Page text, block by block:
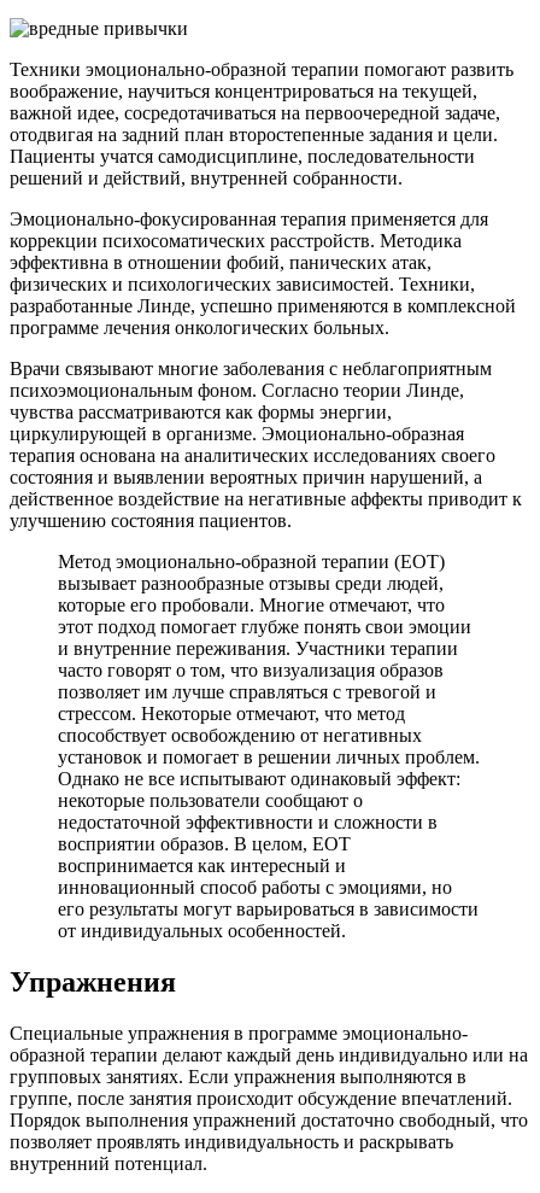
Техники эмоционально-образной терапии помогают развить
воображение, научиться концентрироваться на текущей,
важной идее, сосредотачиваться на первоочередной задаче,
отодвигая на задний план второстепенные задания и цели.
Пациенты учатся самодисциплине, последовательности
решений и действий, внутренней собранности.
Эмоционально-фокусированная терапия применяется для
коррекции психосоматических расстройств. Методика
эффективна в отношении фобий, панических атак,
физических и психологических зависимостей. Техники,
разработанные Линде, успешно применяются в комплексной
программе лечения онкологических больных.
Врачи связывают многие заболевания с неблагоприятным
психоэмоциональным фоном. Согласно теории Линде,
чувства рассматриваются как формы энергии,
циркулирующей в организме. Эмоционально-образная
терапия основана на аналитических исследованиях своего
состояния и выявлении вероятных причин нарушений, а
действенное воздействие на негативные аффекты приводит к
улучшению состояния пациентов.
Метод эмоционально-образной терапии (ЕОТ)
вызывает разнообразные отзывы среди людей,
которые его пробовали. Многие отмечают, что
этот подход помогает глубже понять свои эмоции
и внутренние переживания. Участники терапии
часто говорят о том, что визуализация образов
позволяет им лучше справляться с тревогой и
стрессом. Некоторые отмечают, что метод
способствует освобождению от негативных
установок и помогает в решении личных проблем.
Однако не все испытывают одинаковый эффект:
некоторые пользователи сообщают о
недостаточной эффективности и сложности в
восприятии образов. В целом, ЕОТ
воспринимается как интересный и
инновационный способ работы с эмоциями, но
его результаты могут варьироваться в зависимости
от индивидуальных особенностей.
Упражнения
Специальные упражнения в программе эмоционально-
образной терапии делают каждый день индивидуально или на
групповых занятиях. Если упражнения выполняются в
группе, после занятия происходит обсуждение впечатлений.
Порядок выполнения упражнений достаточно свободный, что
позволяет проявлять индивидуальность и раскрывать
внутренний потенциал.